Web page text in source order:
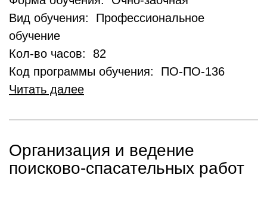
Вид обучения: Профессиональное
обучение
Кол-во часов: 82
Код программы обучения: ПО-ПО-136
Читать далее
Организация и ведение
поисково-спасательных работ